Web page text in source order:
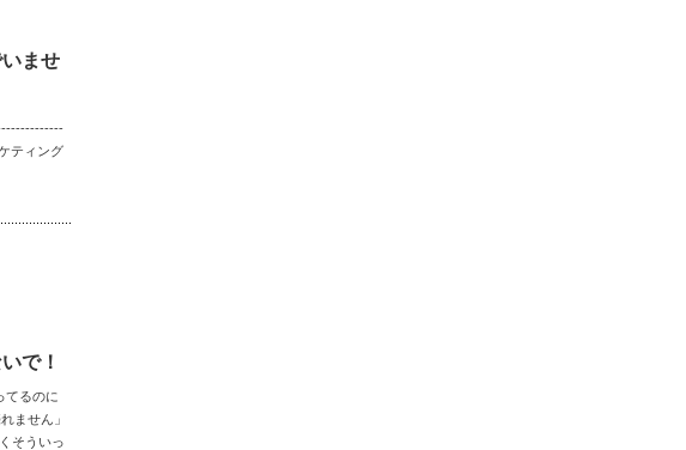
ませ
ティング
で！
てるのに
ません」
そういっ